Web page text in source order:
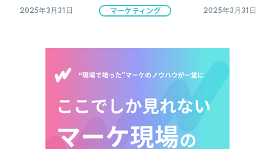
2025年3月31日 マーケティング 2025年3月31日